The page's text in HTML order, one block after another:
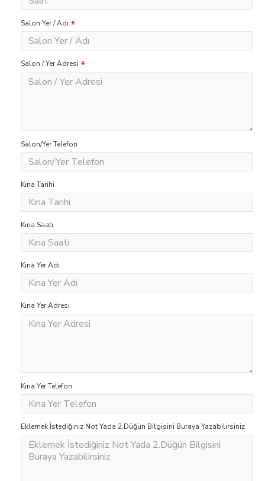
Salon Yer / Adı
Salon / Yer Adresi
Salon/Yer Telefon
Kına Tarihi
Kına Saati
Kına Yer Adı
Kına Yer Adresi
Kına Yer Telefon
Eklemek İstediğiniz Not Yada 2.Düğün Bilgisini Buraya Yazabilirsiniz